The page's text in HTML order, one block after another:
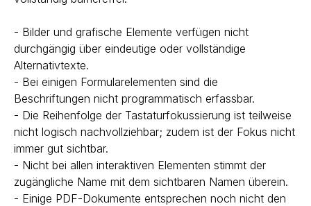
- Bilder und grafische Elemente verfügen nicht
durchgängig über eindeutige oder vollständige
Alternativtexte.
- Bei einigen Formularelementen sind die
Beschriftungen nicht programmatisch erfassbar.
- Die Reihenfolge der Tastaturfokussierung ist teilweise
nicht logisch nachvollziehbar; zudem ist der Fokus nicht
immer gut sichtbar.
- Nicht bei allen interaktiven Elementen stimmt der
zugängliche Name mit dem sichtbaren Namen überein.
- Einige PDF-Dokumente entsprechen noch nicht den